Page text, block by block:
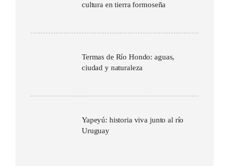
cultura en tierra formoseña
Termas de Río Hondo: aguas,
ciudad y naturaleza
Yapeyú: historia viva junto al río
Uruguay